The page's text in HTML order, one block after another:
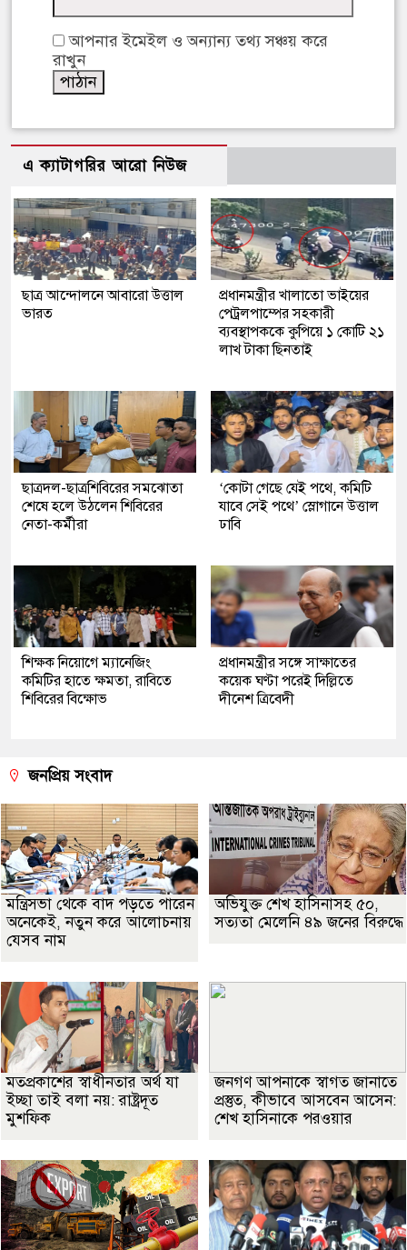
আপনার ইমেইল ও অন্যান্য তথ্য সঞ্চয় করে
রাখুন
এ ক্যাটাগরির আরো নিউজ
ছাত্র আন্দোলনে আবারো উত্তাল
ভারত
প্রধানমন্ত্রীর খালাতো ভাইয়ের
পেট্রলপাম্পের সহকারী
ব্যবস্থাপককে কুপিয়ে ১ কোটি ২১
লাখ টাকা ছিনতাই
ছাত্রদল-ছাত্রশিবিরের সমঝোতা
শেষে হলে উঠলেন শিবিরের
নেতা-কর্মীরা
‘কোটা গেছে যেই পথে, কমিটি
যাবে সেই পথে’ স্লোগানে উত্তাল
ঢাবি
শিক্ষক নিয়োগে ম্যানেজিং
কমিটির হাতে ক্ষমতা, রাবিতে
শিবিরের বিক্ষোভ
প্রধানমন্ত্রীর সঙ্গে সাক্ষাতের
কয়েক ঘণ্টা পরেই দিল্লিতে
দীনেশ ত্রিবেদী
জনপ্রিয় সংবাদ
মন্ত্রিসভা থেকে বাদ পড়তে পারেন
অনেকেই, নতুন করে আলোচনায়
যেসব নাম
অভিযুক্ত শেখ হাসিনাসহ ৫০,
সত্যতা মেলেনি ৪৯ জনের বিরুদ্ধে
মতপ্রকাশের স্বাধীনতার অর্থ যা
ইচ্ছা তাই বলা নয়: রাষ্ট্রদূত
মুশফিক
জনগণ আপনাকে স্বাগত জানাতে
প্রস্তুত, কীভাবে আসবেন আসেন:
শেখ হাসিনাকে পরওয়ার